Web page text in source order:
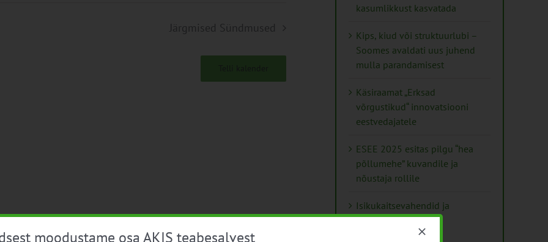
Järgmised Sündmused
kasumlikkust kasvatada
Kips, kiud või struktuurlubi –
Soomes avaldati uus juhend
mulla parandamisest
Käsiraamat „Erksad
võrgustikud“ innovatsiooni
eestvedajatele
ESEE 2025 esitas pilgu “hea
põllumehe” kuvandile ja
nõustaja rollile
Isikukaitsevahendid ja
ohutusnõuded
taimekaitsetöödel
moodustame osa AKIS teabesalvest